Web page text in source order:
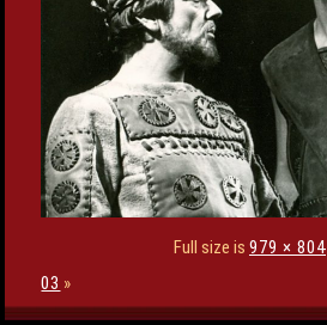
Full size is 979 × 804
03 »